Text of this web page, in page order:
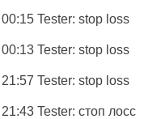
Tester: stop loss
Tester: stop loss
Tester: stop loss
Tester: стоп лосс